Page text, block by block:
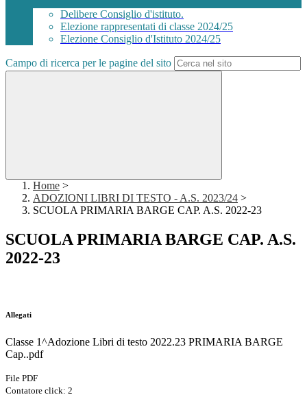
Delibere Consiglio d'istituto.
Elezione rappresentati di classe 2024/25
Elezione Consiglio d'Istituto 2024/25
Campo di ricerca per le pagine del sito
Home >
ADOZIONI LIBRI DI TESTO - A.S. 2023/24 >
SCUOLA PRIMARIA BARGE CAP. A.S. 2022-23
SCUOLA PRIMARIA BARGE CAP. A.S.
2022-23
Allegati
Classe 1^Adozione Libri di testo 2022.23 PRIMARIA BARGE
Cap..pdf
File PDF
Contatore click: 2